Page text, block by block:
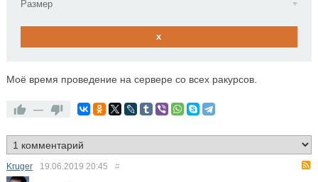
Размер
x
Моё время проведение на сервере со всех ракурсов.
—
Kruger 19.06.2019 20:45 #